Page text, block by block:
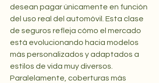
desean pagar únicamente en función
del uso real del automóvil. Esta clase
de seguros refleja cómo el mercado
está evolucionando hacia modelos
más personalizados y adaptados a
estilos de vida muy diversos.
Paralelamente, coberturas más